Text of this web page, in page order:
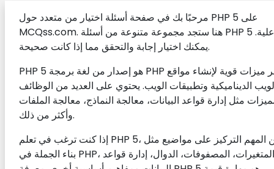
مرحبًا بك في صفحة أسئلة اختيار من متعدد حول PHP 5 على
MCQss.com. هنا ستجد مجموعة متنوعة من أسئلة PHP 5 التفاعلية.
يمكنك اختيار إجابة والتحقق مما إذا كانت صحيحة.
PHP 5 هو إصدار من لغة برمجة PHP يوفر ميزات قوية لإنشاء مواقع
الديناميكية وتطبيقات الويب. يحتوي على العديد من الوظائف
مثل إدارة قواعد البيانات، معالجة النماذج، معالجة الملفات
وأكثر من ذلك.
إذا كنت ترغب في تعلم PHP 5، فمن المهم التركيز على مواضيع مثل
بناء الجملة في PHP، المتغيرات، المصفوفات، الدوال، إدارة قواعد